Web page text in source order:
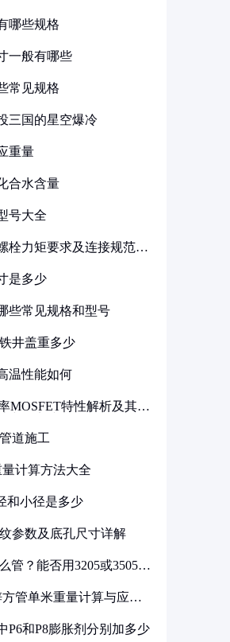
哪些规格
一般有哪些
常见规格
三国的星空爆冷
重量
合水含量
号大全
栓力矩要求及连接规范详
是多少
些常见规格和型号
井盖重多少
温性能如何
MOSFET特性解析及其在
道施工
计算方法大全
和小径是多少
参数及底孔尺寸详解
管？能否用3205或3505代
方管单米重量计算与应用
P6和P8膨胀剂分别加多少